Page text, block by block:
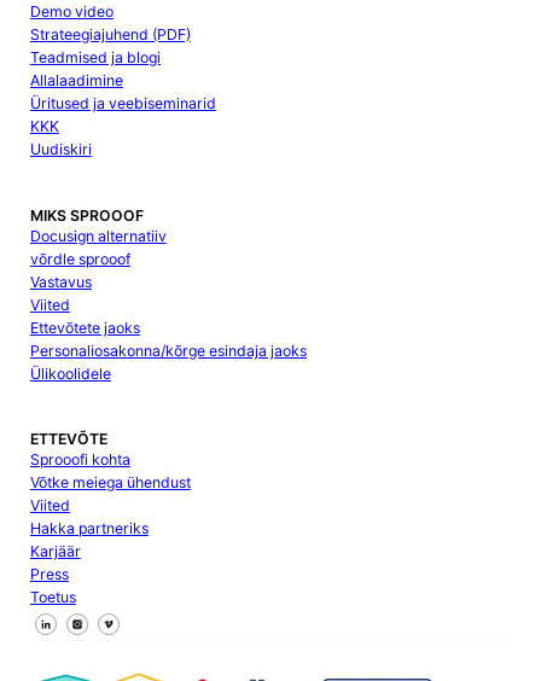
Demo video
Strateegiajuhend (PDF)
Teadmised ja blogi
Allalaadimine
Üritused ja veebiseminarid
KKK
Uudiskiri
MIKS SPROOOF
Docusign alternatiiv
võrdle sprooof
Vastavus
Viited
Ettevõtete jaoks
Personaliosakonna/kõrge esindaja jaoks
Ülikoolidele
ETTEVÕTE
Sprooofi kohta
Võtke meiega ühendust
Viited
Hakka partneriks
Karjäär
Press
Toetus
Jälgi meid Facebookis
Jälgi meid X
Jälgi meid LinkedInis